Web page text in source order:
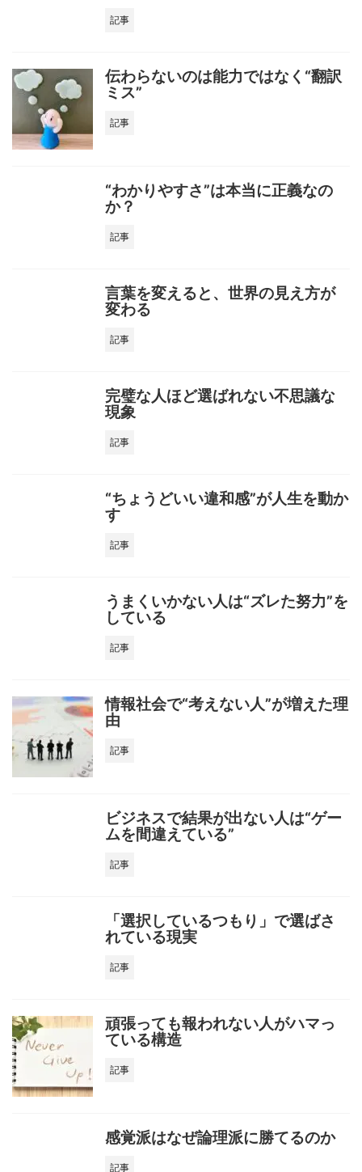
記事
伝わらないのは能力ではなく“翻訳
ミス”
記事
“わかりやすさ”は本当に正義なの
か？
記事
言葉を変えると、世界の見え方が
変わる
記事
完璧な人ほど選ばれない不思議な
現象
記事
“ちょうどいい違和感”が人生を動か
す
記事
うまくいかない人は“ズレた努力”を
している
記事
情報社会で“考えない人”が増えた理
由
記事
ビジネスで結果が出ない人は“ゲー
ムを間違えている”
記事
「選択しているつもり」で選ばさ
れている現実
記事
頑張っても報われない人がハマっ
ている構造
記事
感覚派はなぜ論理派に勝てるのか
記事